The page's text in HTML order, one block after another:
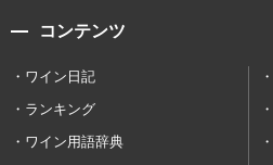
コンテンツ
ワイン日記
ランキング
ワイン用語辞典